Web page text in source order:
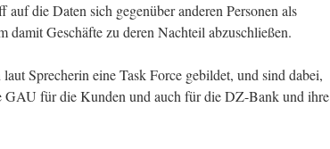
die Daten sich gegenüber anderen Personen als
damit Geschäfte zu deren Nachteil abzuschließen.
Sprecherin eine Task Force gebildet, und sind dabei,
GAU für die Kunden und auch für die DZ-Bank und ihre